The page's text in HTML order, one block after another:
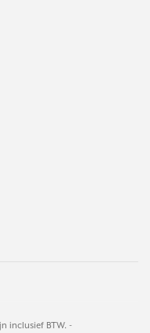
inclusief BTW. -